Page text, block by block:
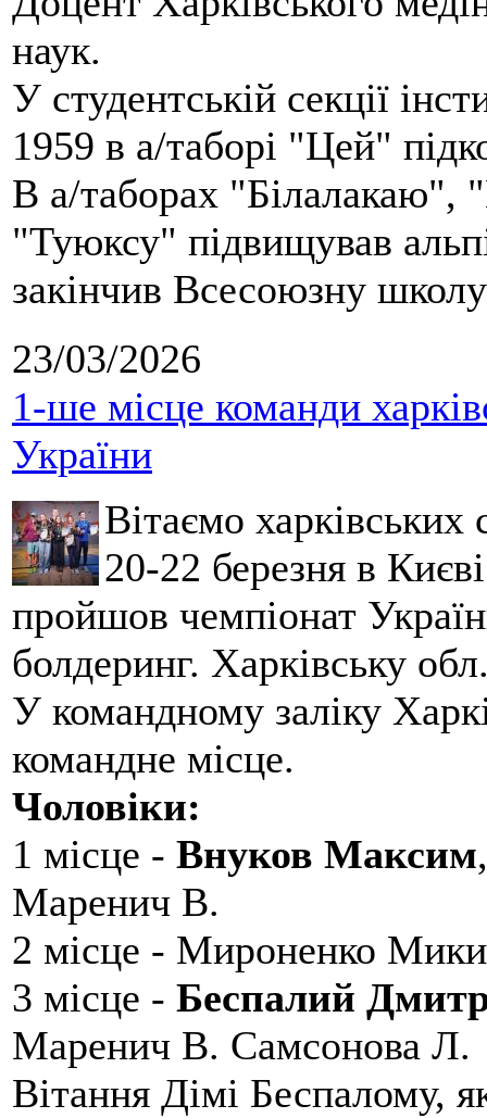
наук.
У студентській секції
1959 в а/таборі "Цей"
В а/таборах "Білалакаю",
"Туюксу" підвищував
закінчив Всесоюзну
23/03/2026
1-ше місце команди
України
Вітаємо
20-22 березня в
пройшов чемпіонат
болдеринг. Харківську
У командному заліку
командне місце.
Чоловіки:
1 місце - Внуков Максим
Маренич В.
2 місце - Мироненко
3 місце - Беспалий
Маренич В. Самсонова Л.
Вітання Дімі Беспалому,